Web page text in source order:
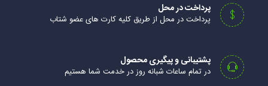
پرداخت در محل
پرداخت در محل از طریق کلیه کارت های عضو شتاب
پشتیبانی و پیگیری محصول
در تمام ساعات شبانه روز در خدمت شما هستیم